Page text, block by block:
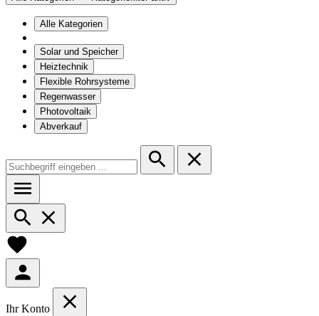
Alle Kategorien
Solar und Speicher
Heiztechnik
Flexible Rohrsysteme
Regenwasser
Photovoltaik
Abverkauf
Ihr Konto